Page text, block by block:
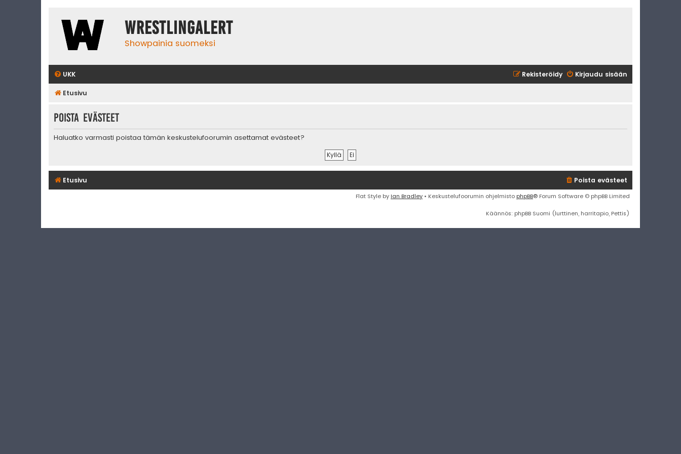
WrestlingAlert
Showpainia suomeksi
UKK Kirjaudu sisään
Rekisteröidy
Etusivu
Poista evästeet
Haluatko varmasti poistaa tämän keskustelufoorumin asettamat evästeet?
Etusivu Poista evästeet
Flat Style by Ian Bradley • Keskustelufoorumin ohjelmisto phpBB® Forum Software © phpBB Limited
Käännös: phpBB Suomi (lurttinen, harritapio, Pettis)